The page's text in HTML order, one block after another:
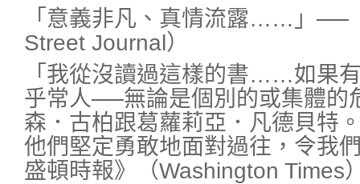
「意義非凡、真情流露……」──
Street Journal）
「我從沒讀過這樣的書……如果
乎常人──無論是個別的或集體的
森．古柏跟葛蘿莉亞．凡德貝特
他們堅定勇敢地面對過往，令我
盛頓時報》（Washington Times